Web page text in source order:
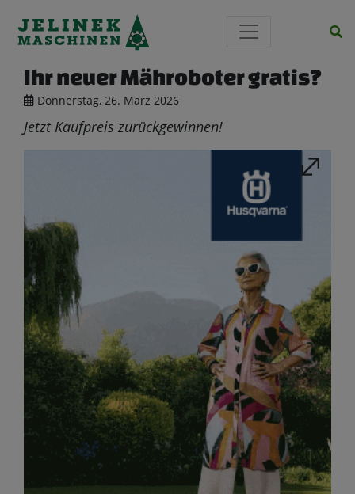
Ihr neuer Mähroboter gratis?
Donnerstag, 26. März 2026
Jetzt Kaufpreis zurückgewinnen!